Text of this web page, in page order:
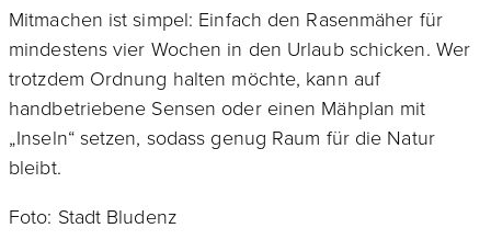
Mitmachen ist simpel: Einfach den Rasenmäher für
mindestens vier Wochen in den Urlaub schicken. Wer
trotzdem Ordnung halten möchte, kann auf
handbetriebene Sensen oder einen Mähplan mit
„Inseln“ setzen, sodass genug Raum für die Natur
bleibt.
Foto: Stadt Bludenz